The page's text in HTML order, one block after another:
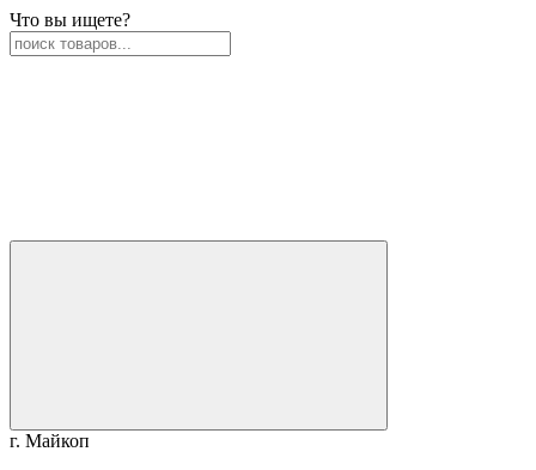
Что вы ищете?
г. Майкоп